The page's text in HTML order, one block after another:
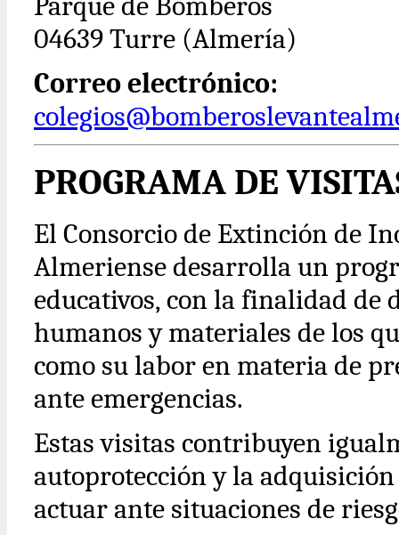
04639 Turre (Almería)
Correo electrónico:
PROGRAMA DE
El Consorcio de Extinción de
Almeriense desarrolla un
educativos, con la finalidad de
humanos y materiales de los
como su labor en materia de
ante emergencias.
Estas visitas contribuyen
autoprotección y la
actuar ante situaciones de